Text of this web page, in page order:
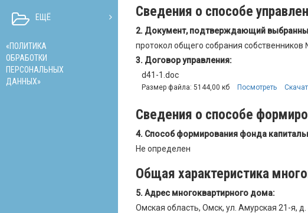
ЕЩЁ
«ПОЛИТИКА
ОБРАБОТКИ
ПЕРСОНАЛЬНЫХ
ДАННЫХ»
Сведения о способе
Документ, подтверждающий
протокол общего собрания
Договор управления:
d41-1.doc
Размер файла: 5144,00 кб Посмотреть
Сведения о способе
Способ формирования фонда
Не определен
Общая характеристика
Адрес многоквартирного дома:
Омская область, Омск, ул. Амурская 21-я, д.